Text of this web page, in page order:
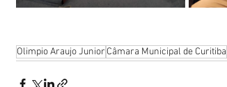
Olimpio Araujo Junior Câmara Municipal de Curitiba